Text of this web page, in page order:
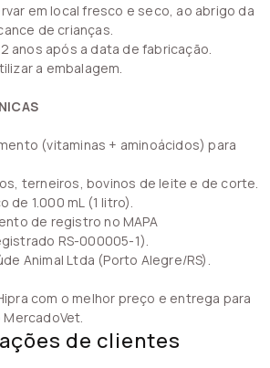
em local fresco e seco, ao abrigo da
de crianças.
anos após a data de fabricação.
a embalagem.
(vitaminas + aminoácidos) para
terneiros, bovinos de leite e de corte.
1.000 mL (1 litro).
de registro no MAPA
RS-000005-1).
Animal Ltda (Porto Alegre/RS).
com o melhor preço e entrega para
de clientes